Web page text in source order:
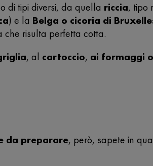
di tipi diversi, da quella riccia, tipo
) e la Belga o cicoria di
risulta perfetta cotta.
, al cartoccio, ai formaggi
da preparare, però, sapete in